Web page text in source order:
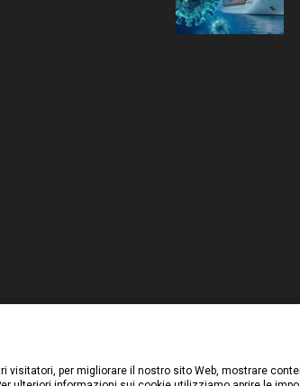
visitatori, per migliorare il nostro sito Web, mostrare